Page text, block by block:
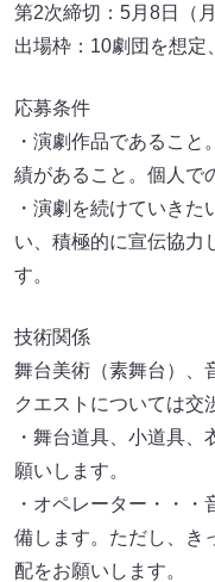
第2次締切：5月8日（月
出場枠：10劇団を想定
応募条件
・演劇作品であるこ
績があること。個人で
・演劇を続けていき
い、積極的に宣伝協力
す。
技術関係
舞台美術（素舞台）、
クエストについては交
・舞台道具、小道具
願いします。
・オペレーター・・
備します。ただし、き
配をお願いします。